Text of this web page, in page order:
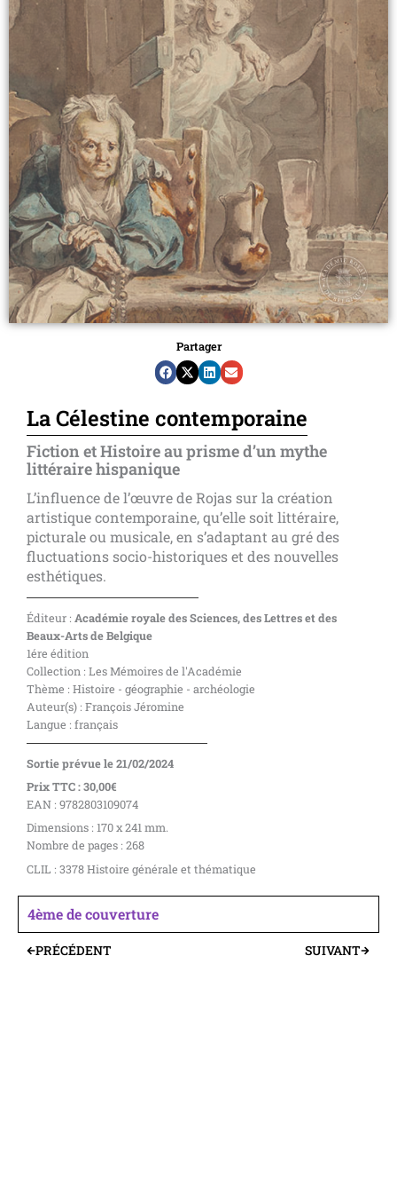
Partager
La Célestine contemporaine
Fiction et Histoire au prisme d’un mythe
littéraire hispanique
L’influence de l’œuvre de Rojas sur la création
artistique contemporaine, qu’elle soit littéraire,
picturale ou musicale, en s’adaptant au gré des
fluctuations socio-historiques et des nouvelles
esthétiques.
Éditeur : Académie royale des Sciences, des Lettres et des
Beaux-Arts de Belgique
1ére édition
Collection : Les Mémoires de l'Académie
Thème : Histoire - géographie - archéologie
Auteur(s) : François Jéromine
Langue : français
Sortie prévue le 21/02/2024
Prix TTC : 30,00€
EAN : 9782803109074
Dimensions : 170 x 241 mm.
Nombre de pages : 268
CLIL : 3378 Histoire générale et thématique
4ème de couverture
Précédent
PRÉCÉDENT SUIVANTSuivant